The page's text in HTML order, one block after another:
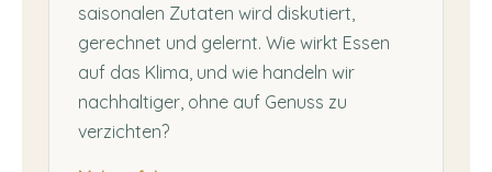
saisonalen Zutaten wird diskutiert,
gerechnet und gelernt. Wie wirkt Essen
auf das Klima, und wie handeln wir
nachhaltiger, ohne auf Genuss zu
verzichten?